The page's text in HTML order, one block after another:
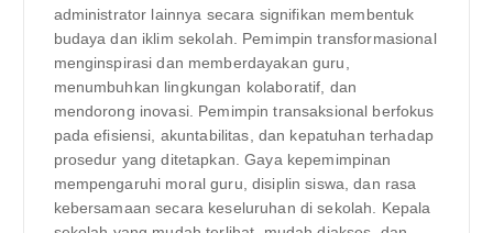
administrator lainnya secara signifikan membentuk
budaya dan iklim sekolah. Pemimpin transformasional
menginspirasi dan memberdayakan guru,
menumbuhkan lingkungan kolaboratif, dan
mendorong inovasi. Pemimpin transaksional berfokus
pada efisiensi, akuntabilitas, dan kepatuhan terhadap
prosedur yang ditetapkan. Gaya kepemimpinan
mempengaruhi moral guru, disiplin siswa, dan rasa
kebersamaan secara keseluruhan di sekolah. Kepala